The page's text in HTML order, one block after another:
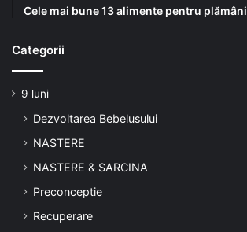
Cele mai bune 13 alimente pentru plămâni
Categorii
9 luni
Dezvoltarea Bebelusului
NASTERE
NASTERE & SARCINA
Preconceptie
Recuperare